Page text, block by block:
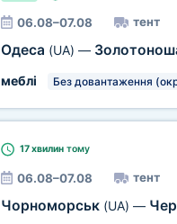
06.08–07.08 тент
Одеса (UA) —
меблі
Без довантаження
17 хвилинтому
06.08–07.08 тент
Чорноморськ (UA) —